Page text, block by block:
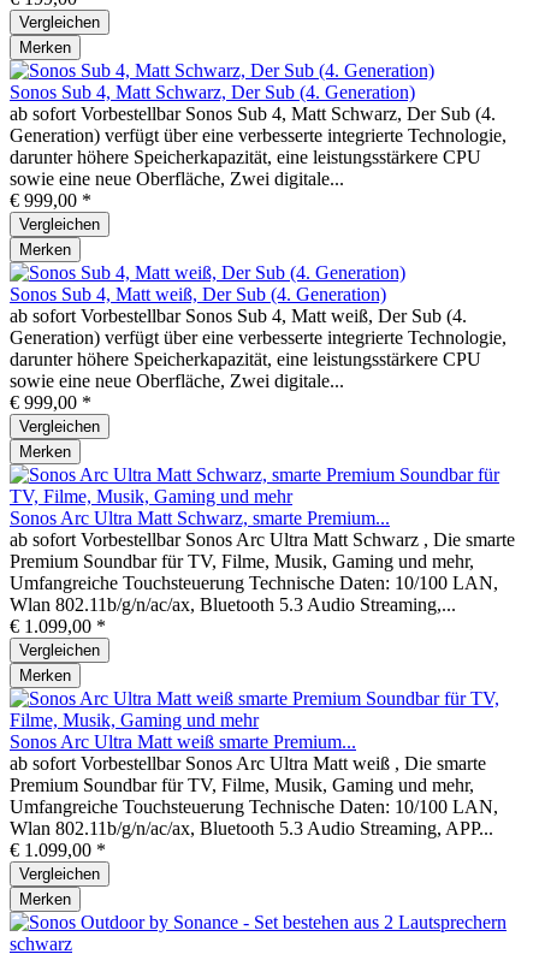
Vergleichen
Merken
Sonos Sub 4, Matt Schwarz, Der Sub (4. Generation)
ab sofort Vorbestellbar Sonos Sub 4, Matt Schwarz, Der Sub (4.
Generation) verfügt über eine verbesserte integrierte Technologie,
darunter höhere Speicherkapazität, eine leistungsstärkere CPU
sowie eine neue Oberfläche, Zwei digitale...
€ 999,00 *
Vergleichen
Merken
Sonos Sub 4, Matt weiß, Der Sub (4. Generation)
ab sofort Vorbestellbar Sonos Sub 4, Matt weiß, Der Sub (4.
Generation) verfügt über eine verbesserte integrierte Technologie,
darunter höhere Speicherkapazität, eine leistungsstärkere CPU
sowie eine neue Oberfläche, Zwei digitale...
€ 999,00 *
Vergleichen
Merken
Sonos Arc Ultra Matt Schwarz, smarte Premium...
ab sofort Vorbestellbar Sonos Arc Ultra Matt Schwarz , Die smarte
Premium Soundbar für TV, Filme, Musik, Gaming und mehr,
Umfangreiche Touchsteuerung Technische Daten: 10/100 LAN,
Wlan 802.11b/g/n/ac/ax, Bluetooth 5.3 Audio Streaming,...
€ 1.099,00 *
Vergleichen
Merken
Sonos Arc Ultra Matt weiß smarte Premium...
ab sofort Vorbestellbar Sonos Arc Ultra Matt weiß , Die smarte
Premium Soundbar für TV, Filme, Musik, Gaming und mehr,
Umfangreiche Touchsteuerung Technische Daten: 10/100 LAN,
Wlan 802.11b/g/n/ac/ax, Bluetooth 5.3 Audio Streaming, APP...
€ 1.099,00 *
Vergleichen
Merken